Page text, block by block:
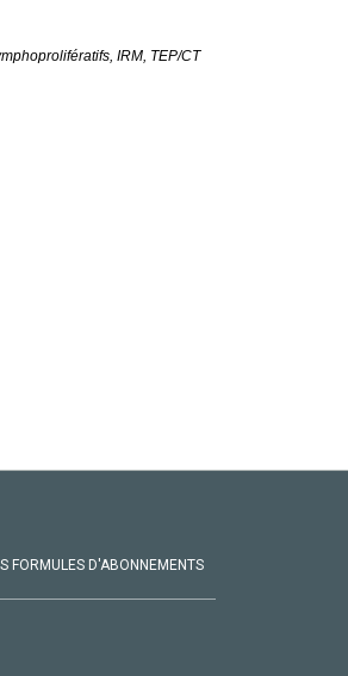
IRM, TEP/CT
FORMULES D'ABONNEMENTS